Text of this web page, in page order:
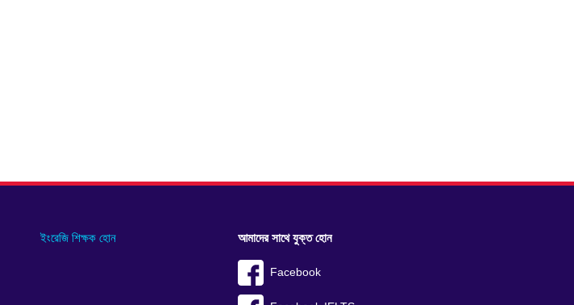
ইংরেজি শিক্ষক হোন আমাদের সাথে যুক্ত হোন
Facebook